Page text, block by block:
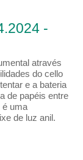
-
através
do cello
e a bateria
de papéis entre
é uma
de luz anil.